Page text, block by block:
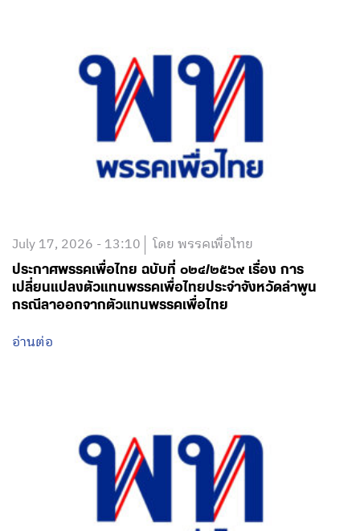
July 17, 2026 - 13:10 โดย พรรคเพื่อไทย
ประกาศพรรคเพื่อไทย ฉบับที่ ๐๒๔/๒๕๖๙ เรื่อง การ
เปลี่ยนแปลงตัวแทนพรรคเพื่อไทยประจำจังหวัดลำพูน
กรณีลาออกจากตัวแทนพรรคเพื่อไทย
อ่านต่อ